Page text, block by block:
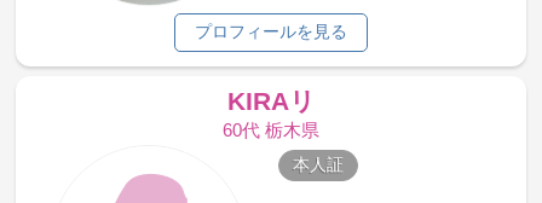
プロフィールを見る
KIRAリ
60代 栃木県
本人証